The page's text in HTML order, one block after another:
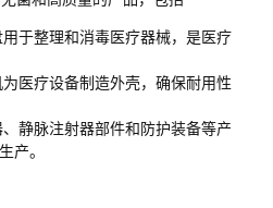
于整理和消毒医疗器械，是医疗
医疗设备制造外壳，确保耐用性
、静脉注射器部件和防护装备等产
产。